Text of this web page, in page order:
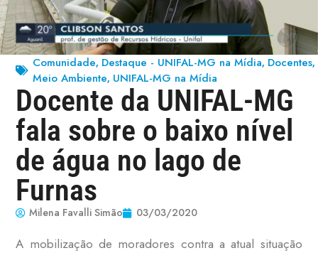
Comunidade, Destaque - UNIFAL-MG na Mídia, Docentes,
Meio Ambiente, UNIFAL-MG na Mídia
Docente da UNIFAL-MG
fala sobre o baixo nível
de água no lago de
Furnas
Milena Favalli Simão 03/03/2020
A mobilização de moradores contra a atual situação